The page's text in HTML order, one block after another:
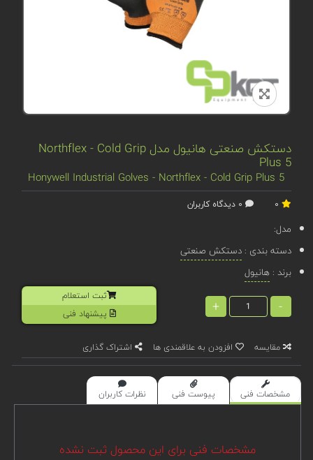
دستکش صنعتی هانیول مدل Northflex - Cold Grip
Plus 5
Honywell Industrial Golves - Northflex - Cold Grip Plus 5
مدل:
دسته بندی :دستکش صنعتی
برند :هانیول
-
+
ثبت استعلام
پیشنهاد فنی
مقایسه افزودن به علاقمندی ها اشتراک گذاری
مشخصات فنی پیوست فنی نظرات کاربران
مشخصات فنی برای این محصول ثبت نشده